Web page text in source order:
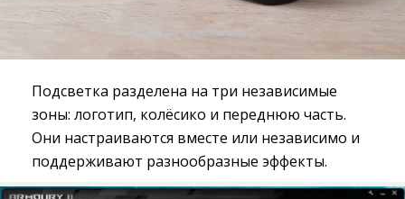
Подсветка разделена на три независимые
зоны: логотип, колёсико и переднюю часть.
Они настраиваются вместе или независимо и
поддерживают разнообразные эффекты.